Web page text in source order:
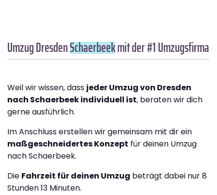
Umzug DresdenSchaerbeekmit der #1 Umzugsfirma
Weil wir wissen, dass jeder Umzug von Dresden
nach Schaerbeek individuell ist, beraten wir dich
gerne ausführlich.
Im Anschluss erstellen wir gemeinsam mit dir ein
maßgeschneidertes Konzept für deinen Umzug
nach Schaerbeek.
Die Fahrzeit für deinen Umzug beträgt dabei nur 8
Stunden 13 Minuten.